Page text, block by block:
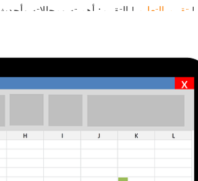
| تقييم التعليم | التقييم: أهميته ومجالاته وأحدث 4 أساليب لتقييم تعلم الطلاب